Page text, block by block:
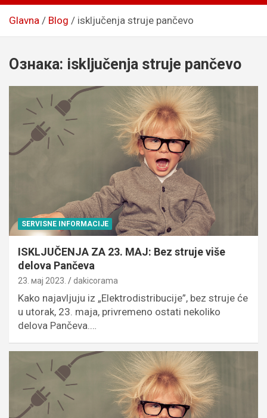
Glavna Blog isključenja struje pančevo
Ознака: isključenja struje pančevo
SERVISNE INFORMACIJE
ISKLJUČENJA ZA 23. MAJ: Bez struje više
delova Pančeva
23. мај 2023. dakicorama
Kako najavljuju iz „Elektrodistribucije”, bez struje će
u utorak, 23. maja, privremeno ostati nekoliko
delova Pančeva.…